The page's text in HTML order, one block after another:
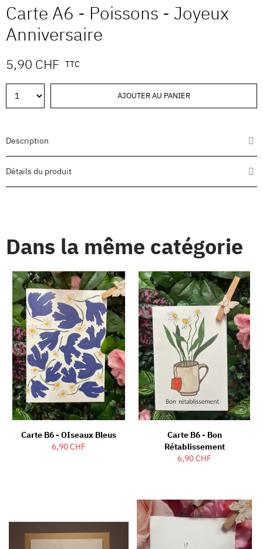
Carte A6 - Poissons - Joyeux
Anniversaire
5,90 CHF TTC
AJOUTER AU PANIER
Description
Détails du produit
Dans la même catégorie
Carte B6 - OIseaux Bleus
6,90 CHF
Carte B6 - Bon
Rétablissement
6,90 CHF